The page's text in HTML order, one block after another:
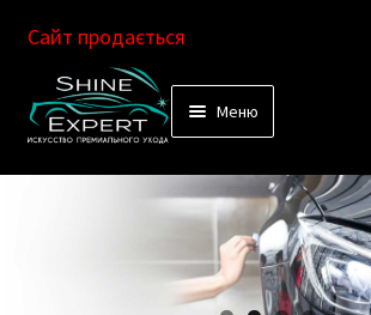
Перейти
к
Перейти
к
Сайт продається
Меню